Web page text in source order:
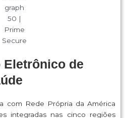
Eletrônico de
com Rede Própria da América
integradas nas cinco regiões